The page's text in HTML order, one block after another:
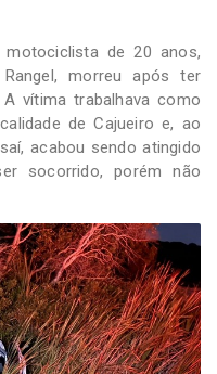
de 20 anos,
morreu após ter
vítima trabalhava como
de Cajueiro e, ao
acabou sendo atingido
socorrido, porém não